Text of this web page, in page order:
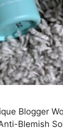
Blogger
Blemish